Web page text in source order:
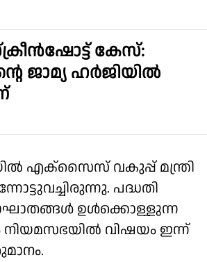
കേസ്:
ജാമ്യ ഹർജിയിൽ
എക്സൈസ് വകുപ്പ് മന്ത്രി
പദ്ധതി
ഉൾക്കൊള്ളുന്ന
നിയമസഭയിൽ വിഷയം ഇന്ന്